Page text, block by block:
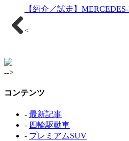
【紹介／試走】
<
-->
コンテンツ
- 最新記事
- 四輪駆動車
- プレミアムSUV